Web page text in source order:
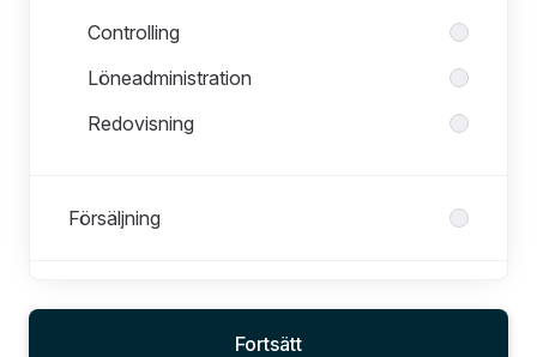
Controlling
Löneadministration
Redovisning
Försäljning
Fortsätt